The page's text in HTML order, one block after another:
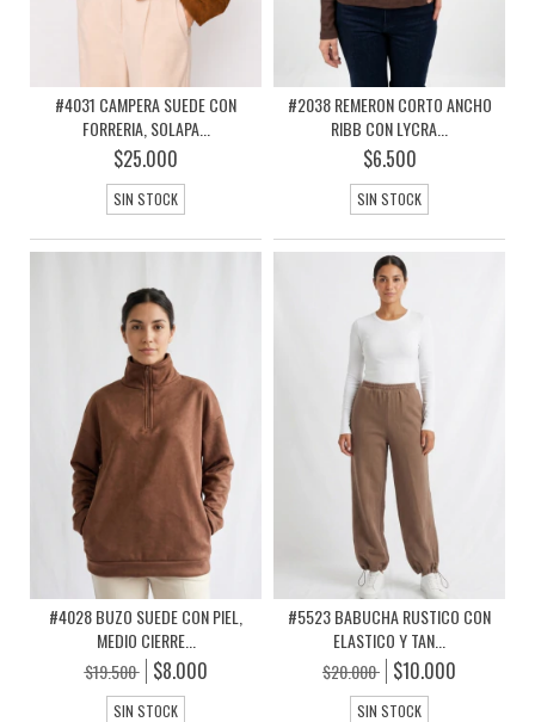
#4031 CAMPERA SUEDE CON
FORRERIA, SOLAPA...
$25.000
SIN STOCK
#2038 REMERON CORTO ANCHO
RIBB CON LYCRA...
$6.500
SIN STOCK
#4028 BUZO SUEDE CON PIEL,
MEDIO CIERRE...
$19.500 $8.000
SIN STOCK
#5523 BABUCHA RUSTICO CON
ELASTICO Y TAN...
$20.000 $10.000
SIN STOCK